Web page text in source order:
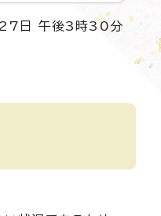
日 午後3時30分